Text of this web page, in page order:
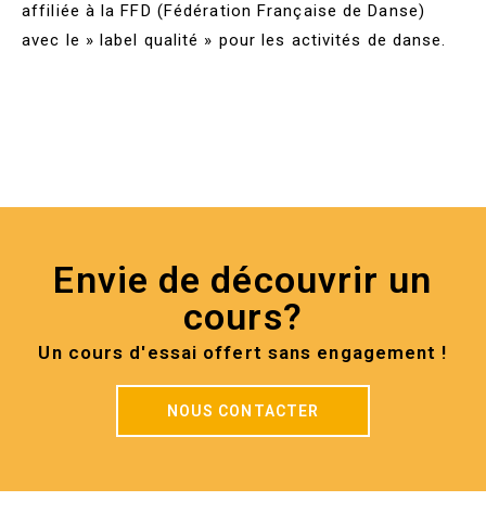
affiliée à la FFD (Fédération Française de Danse)
avec le » label qualité » pour les activités de danse.
Envie de découvrir un
cours?
Un cours d'essai offert sans engagement !
NOUS CONTACTER